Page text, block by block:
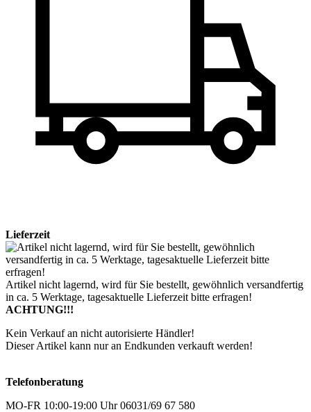
Lieferzeit
Artikel nicht lagernd, wird für Sie bestellt, gewöhnlich versandfertig
in ca. 5 Werktage, tagesaktuelle Lieferzeit bitte erfragen!
ACHTUNG!!!
Kein Verkauf an nicht autorisierte Händler!
Dieser Artikel kann nur an Endkunden verkauft werden!
Telefonberatung
MO-FR 10:00-19:00 Uhr 06031/69 67 580